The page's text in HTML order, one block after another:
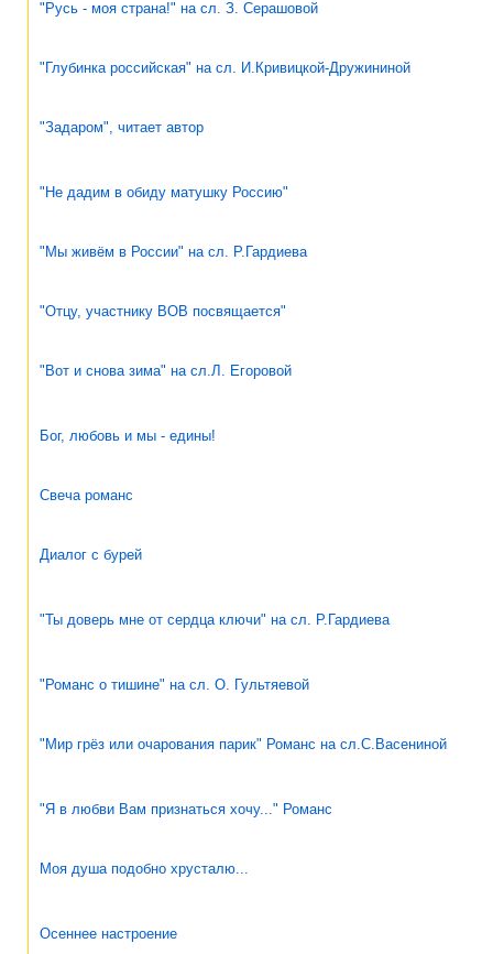
"Русь - моя страна!" на сл. З. Серашовой
"Глубинка российская" на сл. И.Кривицкой-Дружининой
"Задаром", читает автор
"Не дадим в обиду матушку Россию"
"Мы живём в России" на сл. Р.Гардиева
"Отцу, участнику ВОВ посвящается"
"Вот и снова зима" на сл.Л. Егоровой
Бог, любовь и мы - едины!
Свеча романс
Диалог с бурей
"Ты доверь мне от сердца ключи" на сл. Р.Гардиева
"Романс о тишине" на сл. О. Гультяевой
"Мир грёз или очарования парик" Романс на сл.С.Васениной
"Я в любви Вам признаться хочу..." Романс
Моя душа подобно хрусталю...
Осеннее настроение